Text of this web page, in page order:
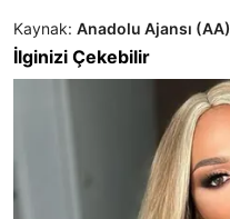
Kaynak: Anadolu Ajansı (AA)